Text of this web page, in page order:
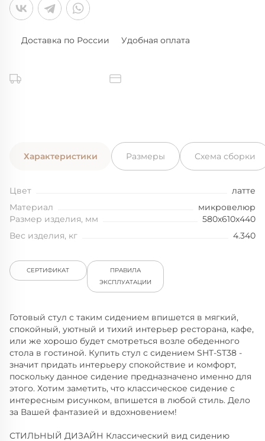
Доставка по России Удобная оплата
Характеристики Размеры Схема сборки
Цвет
латте
Материал
микровелюр
Размер изделия, мм
580x610x440
Вес изделия, кг
4.340
СЕРТИФИКАТ
ПРАВИЛА
ЭКСПЛУАТАЦИИ
Готовый стул с таким сидением впишется в мягкий,
спокойный, уютный и тихий интерьер ресторана, кафе,
или же хорошо будет смотреться возле обеденного
стола в гостиной. Купить стул с сидением SHT-ST38 -
значит придать интерьеру спокойствие и комфорт,
поскольку данное сидение предназначено именно для
этого. Хотим заметить, что классическое сидение с
интересным рисунком, впишется в любой стиль. Дело
за Вашей фантазией и вдохновением!
СТИЛЬНЫЙ ДИЗАЙН Классический вид сидению